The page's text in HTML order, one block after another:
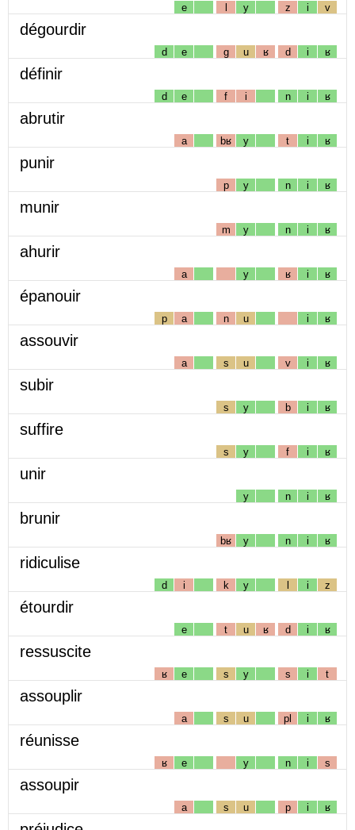
e l y z i v
dégourdir
d e g u ʁ d i ʁ
définir
d e f i n i ʁ
abrutir
a bʁ y t i ʁ
punir
p y n i ʁ
munir
m y n i ʁ
ahurir
a y ʁ i ʁ
épanouir
p a n u i ʁ
assouvir
a s u v i ʁ
subir
s y b i ʁ
suffire
s y f i ʁ
unir
y n i ʁ
brunir
bʁ y n i ʁ
ridiculise
d i k y l i z
étourdir
e t u ʁ d i ʁ
ressuscite
ʁ e s y s i t
assouplir
a s u pl i ʁ
réunisse
ʁ e y n i s
assoupir
a s u p i ʁ